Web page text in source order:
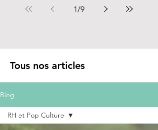
1/9
Tous nos articles
Blog
RH et Pop Culture